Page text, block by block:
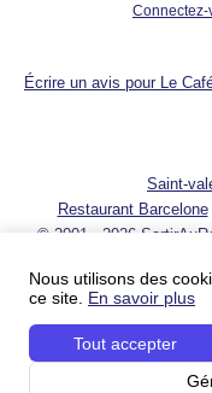
Connectez-
Écrire un avis pour Le
Saint-
Restaurant Barcelone
© 2001 - 2026
Ajouter votre restaurant-
pour propriétaires
Conditions du service-
la vie privée-Votre
Nous utilisons des
ce site. En savoir plus
Tout accepter